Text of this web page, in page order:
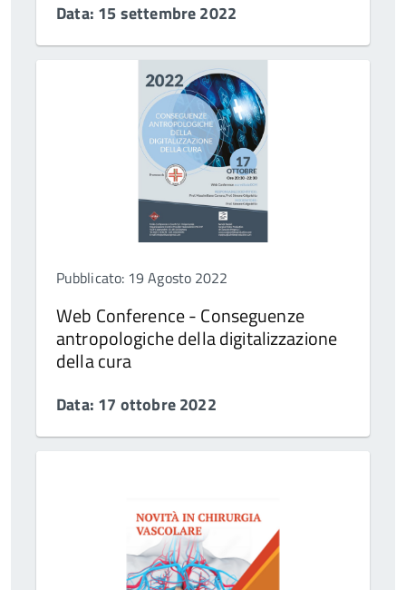
Data: 15 settembre 2022
Pubblicato: 19 Agosto 2022
Web Conference - Conseguenze
antropologiche della digitalizzazione
della cura
Data: 17 ottobre 2022